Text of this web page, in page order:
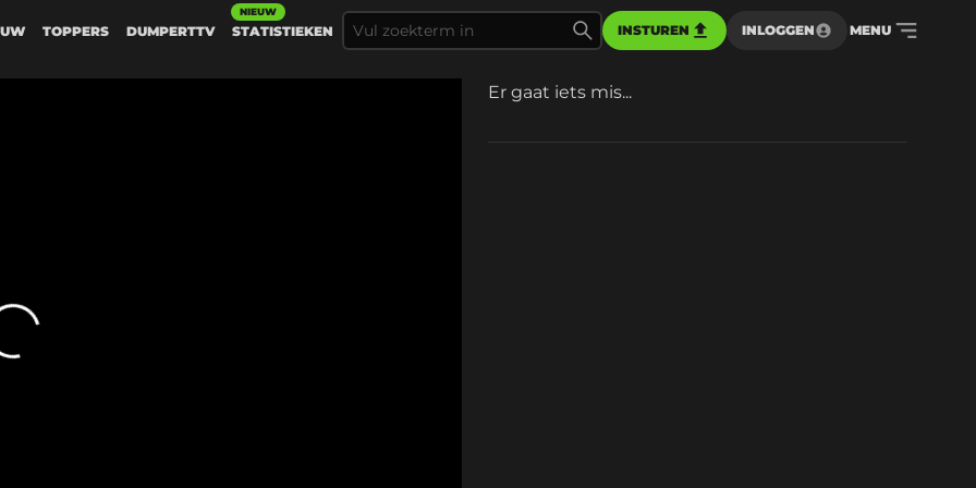
TOPPERS DUMPERTTV STATISTIEKEN
NIEUW
INSTUREN INLOGGEN MENU
Er gaat iets mis...